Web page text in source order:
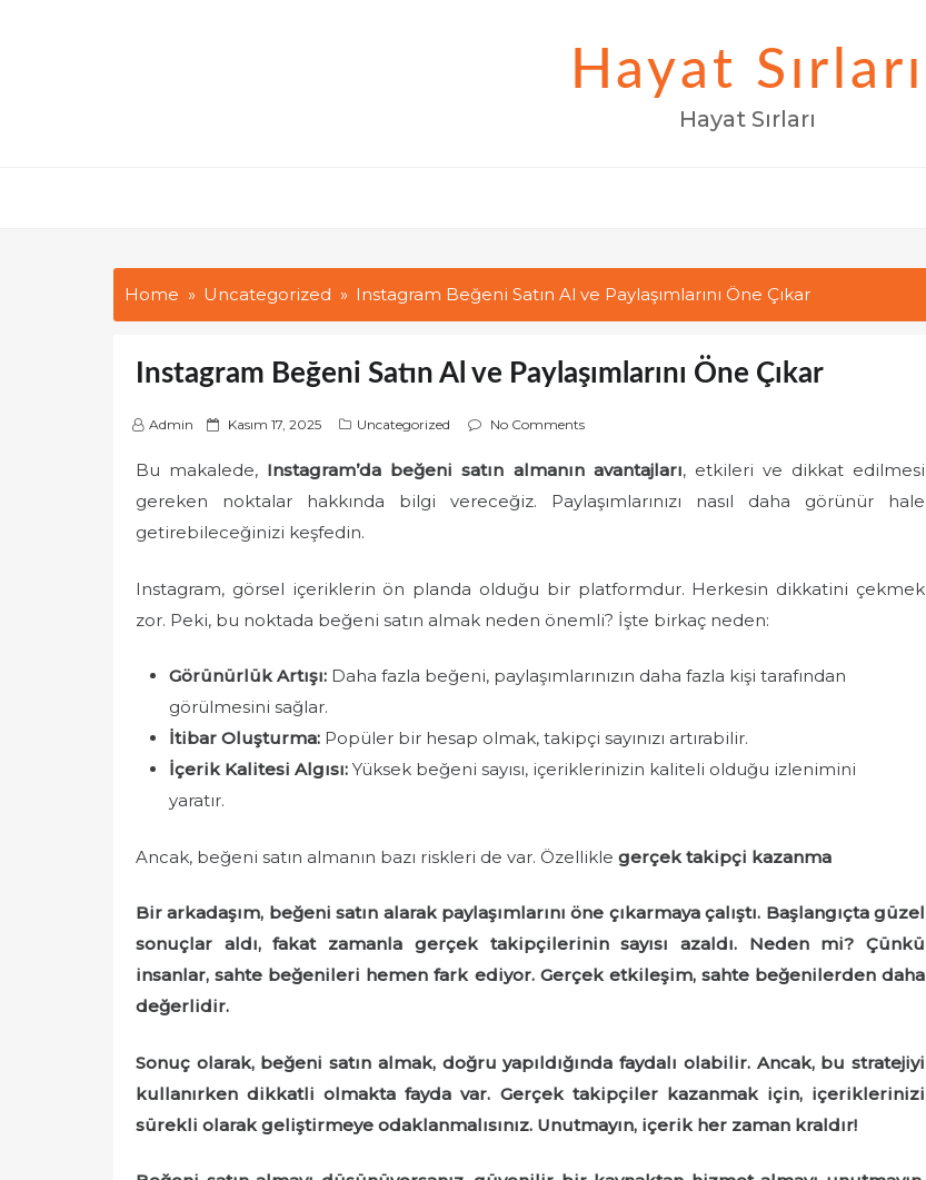
Hayat Sırları
Hayat Sırları
Home Uncategorized Instagram Beğeni Satın Al ve Paylaşımlarını Öne Çıkar
Instagram Beğeni Satın Al ve Paylaşımlarını Öne Çıkar
Admin
P
s
n
Kasım 17, 2025 Uncategorized No Comments
Bu makalede, Instagram’da beğeni satın almanın avantajları, etkileri ve dikkat edilmesi
gereken noktalar hakkında bilgi vereceğiz. Paylaşımlarınızı nasıl daha görünür hale
getirebileceğinizi keşfedin.
Instagram, görsel içeriklerin ön planda olduğu bir platformdur. Herkesin dikkatini çekmek
zor. Peki, bu noktada beğeni satın almak neden önemli? İşte birkaç neden:
Görünürlük Artışı: Daha fazla beğeni, paylaşımlarınızın daha fazla kişi tarafından
görülmesini sağlar.
İtibar Oluşturma: Popüler bir hesap olmak, takipçi sayınızı artırabilir.
İçerik Kalitesi Algısı: Yüksek beğeni sayısı, içeriklerinizin kaliteli olduğu izlenimini
yaratır.
Ancak, beğeni satın almanın bazı riskleri de var. Özellikle gerçek takipçi kazanma
Bir arkadaşım, beğeni satın alarak paylaşımlarını öne çıkarmaya çalıştı. Başlangıçta güzel
sonuçlar aldı, fakat zamanla gerçek takipçilerinin sayısı azaldı. Neden mi? Çünkü
insanlar, sahte beğenileri hemen fark ediyor. Gerçek etkileşim, sahte beğenilerden daha
değerlidir.
Sonuç olarak, beğeni satın almak, doğru yapıldığında faydalı olabilir. Ancak, bu stratejiyi
kullanırken dikkatli olmakta fayda var. Gerçek takipçiler kazanmak için, içeriklerinizi
sürekli olarak geliştirmeye odaklanmalısınız. Unutmayın, içerik her zaman kraldır!